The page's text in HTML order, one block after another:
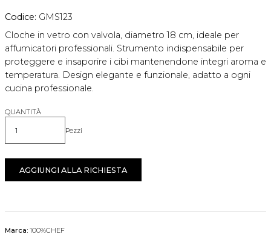
Codice: GMS123
Cloche in vetro con valvola, diametro 18 cm, ideale per
affumicatori professionali. Strumento indispensabile per
proteggere e insaporire i cibi mantenendone integri aroma e
temperatura. Design elegante e funzionale, adatto a ogni
cucina professionale.
QUANTITÀ
Quantità Pezzi
AGGIUNGI ALLA RICHIESTA
Marca: 100%CHEF